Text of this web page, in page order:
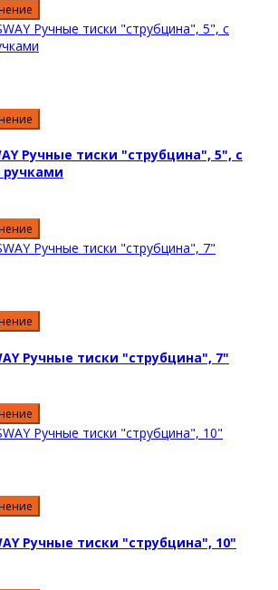
Ручные тиски "струбцина", 5", с
Ручные тиски "струбцина", 7"
Ручные тиски "струбцина", 10"